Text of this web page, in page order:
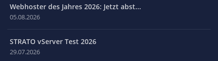
Webhoster des Jahres 2026: Jetzt abst...
05.08.2026
STRATO vServer Test 2026
29.07.2026